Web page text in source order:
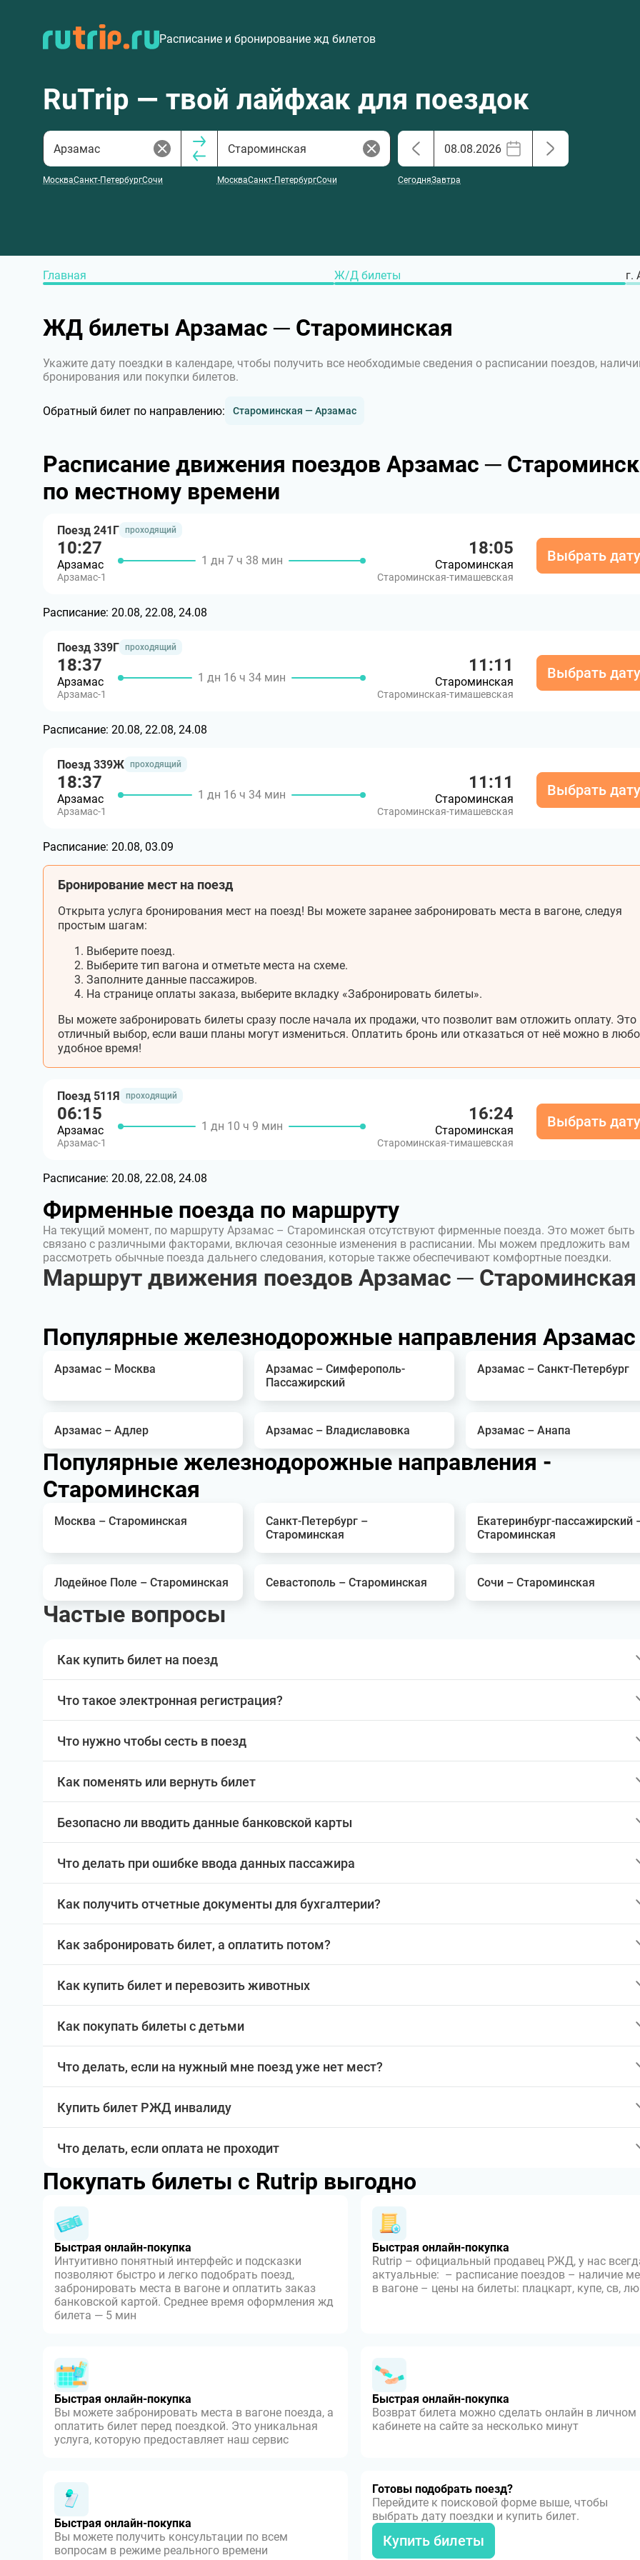
Расписание и бронирование жд билетов
RuTrip — твой лайфхак для поездок
МоскваСанкт-ПетербургСочи МоскваСанкт-ПетербургСочи СегодняЗавтра
Главная Ж/Д билеты г.
ЖД билеты Арзамас ─ Староминская
Укажите дату поездки в календаре, чтобы получить все необходимые сведения о расписании поездов,
бронирования или покупки билетов.
Обратный билет по направлению: Староминская — Арзамас
Расписание движения поездов Арзамас ─
по местному времени
Поезд 241Г проходящий
10:27
Арзамас
Арзамас-1
1 дн 7 ч 38 мин
18:05
Староминская
Староминская-тимашевская
Выбрать дату
Расписание: 20.08, 22.08, 24.08
Поезд 339Г проходящий
18:37
Арзамас
Арзамас-1
1 дн 16 ч 34 мин
11:11
Староминская
Староминская-тимашевская
Выбрать дату
Расписание: 20.08, 22.08, 24.08
Поезд 339Ж проходящий
18:37
Арзамас
Арзамас-1
1 дн 16 ч 34 мин
11:11
Староминская
Староминская-тимашевская
Выбрать дату
Расписание: 20.08, 03.09
Бронирование мест на поезд
Открыта услуга бронирования мест на поезд! Вы можете заранее забронировать места в вагоне, следуя
простым шагам:
Выберите поезд.
Выберите тип вагона и отметьте места на схеме.
Заполните данные пассажиров.
На странице оплаты заказа, выберите вкладку «Забронировать билеты».
Вы можете забронировать билеты сразу после начала их продажи, что позволит вам отложить оплату. Это
отличный выбор, если ваши планы могут измениться. Оплатить бронь или отказаться от неё можно в
удобное время!
Поезд 511Я проходящий
06:15
Арзамас
Арзамас-1
1 дн 10 ч 9 мин
16:24
Староминская
Староминская-тимашевская
Выбрать дату
Расписание: 20.08, 22.08, 24.08
Фирменные поезда по маршруту
На текущий момент, по маршруту Арзамас – Староминская отсутствуют фирменные поезда. Это может быть
связано с различными факторами, включая сезонные изменения в расписании. Мы можем предложить вам
рассмотреть обычные поезда дальнего следования, которые также обеспечивают комфортные поездки.
Маршрут движения поездов Арзамас ─ Староминская
Популярные железнодорожные направления Арзамас
Арзамас – Москва
Арзамас – Симферополь-
Пассажирский
Арзамас – Санкт-Петербург
Арзамас – Адлер Арзамас – Владиславовка Арзамас – Анапа
Популярные железнодорожные направления -
Староминская
Москва – Староминская
Санкт-Петербург –
Староминская
Екатеринбург-пассажирский
Староминская
Лодейное Поле – Староминская Севастополь – Староминская Сочи – Староминская
Частые вопросы
Как купить билет на поезд
Что такое электронная регистрация?
Что нужно чтобы сесть в поезд
Как поменять или вернуть билет
Безопасно ли вводить данные банковской карты
Что делать при ошибке ввода данных пассажира
Как получить отчетные документы для бухгалтерии?
Как забронировать билет, а оплатить потом?
Как купить билет и перевозить животных
Как покупать билеты с детьми
Что делать, если на нужный мне поезд уже нет мест?
Купить билет РЖД инвалиду
Что делать, если оплата не проходит
Покупать билеты с Rutrip выгодно
Быстрая онлайн-покупка
Интуитивно понятный интерфейс и подсказки
позволяют быстро и легко подобрать поезд,
забронировать места в вагоне и оплатить заказ
банковской картой. Среднее время оформления жд
билета — 5 мин
Быстрая онлайн-покупка
Rutrip – официальный продавец РЖД, у нас
актуальные: – расписание поездов – наличие
в вагоне – цены на билеты: плацкарт, купе, св,
Быстрая онлайн-покупка
Вы можете забронировать места в вагоне поезда, а
оплатить билет перед поездкой. Это уникальная
услуга, которую предоставляет наш сервис
Быстрая онлайн-покупка
Возврат билета можно сделать онлайн в личном
кабинете на сайте за несколько минут
Быстрая онлайн-покупка
Вы можете получить консультации по всем
вопросам в режиме реального времени
Готовы подобрать поезд?
Перейдите к поисковой форме выше, чтобы
выбрать дату поездки и купить билет.
Купить билеты